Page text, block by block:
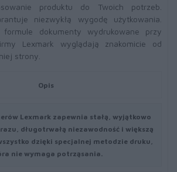
produktu do Twoich potrzeb.
niezwykłą wygodę użytkowania.
formule dokumenty wydrukowane przy
Lexmark wyglądają znakomicie od
strony.
Opis
Lexmark zapewnia stałą, wyjątkowo
długotrwałą niezawodność i większą
dzięki specjalnej metodzie druku,
nie wymaga potrząsania.